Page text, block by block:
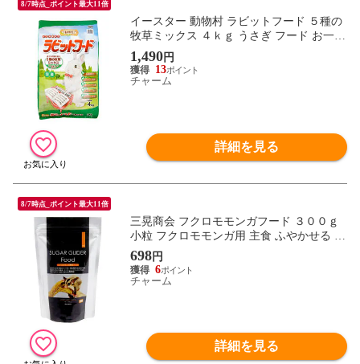
8/7時点_ポイント最大11倍
イースター 動物村 ラビットフード ５種の
牧草ミックス ４ｋｇ うさぎ フード お一人
様５点限り 関東当日便
1,490円
13
チャーム
詳細を見る
8/7時点_ポイント最大11倍
三晃商会 フクロモモンガフード ３００ｇ
小粒 フクロモモンガ用 主食 ふやかせる 関
東当日便
698円
6
チャーム
詳細を見る